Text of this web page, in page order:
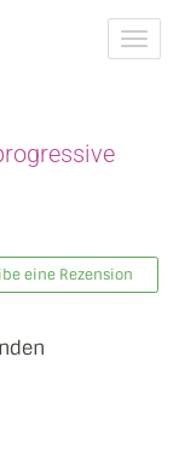
ein-/
eine Rezension